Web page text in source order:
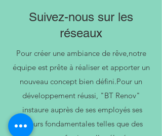
Suivez-nous sur les
réseaux
Pour créer une ambiance de rêve,notre
équipe est prête à réaliser et apporter un
nouveau concept bien défini.Pour un
développement réussi, "BT Renov"
instaure auprès de ses employés ses
valeurs fondamentales telles que des